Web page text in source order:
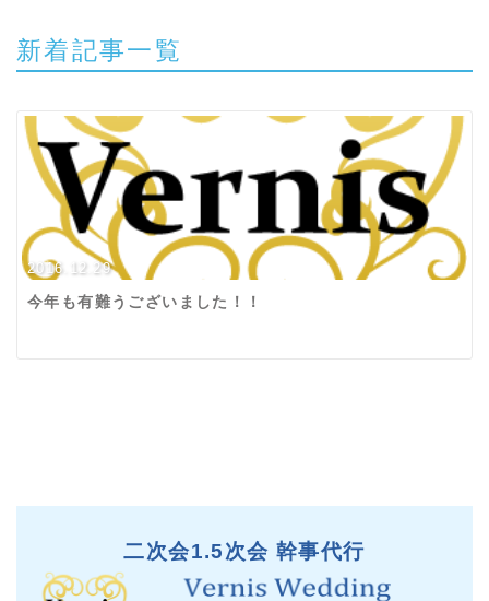
新着記事一覧
2016.12.29
今年も有難うございました！！
二次会1.5次会 幹事代行